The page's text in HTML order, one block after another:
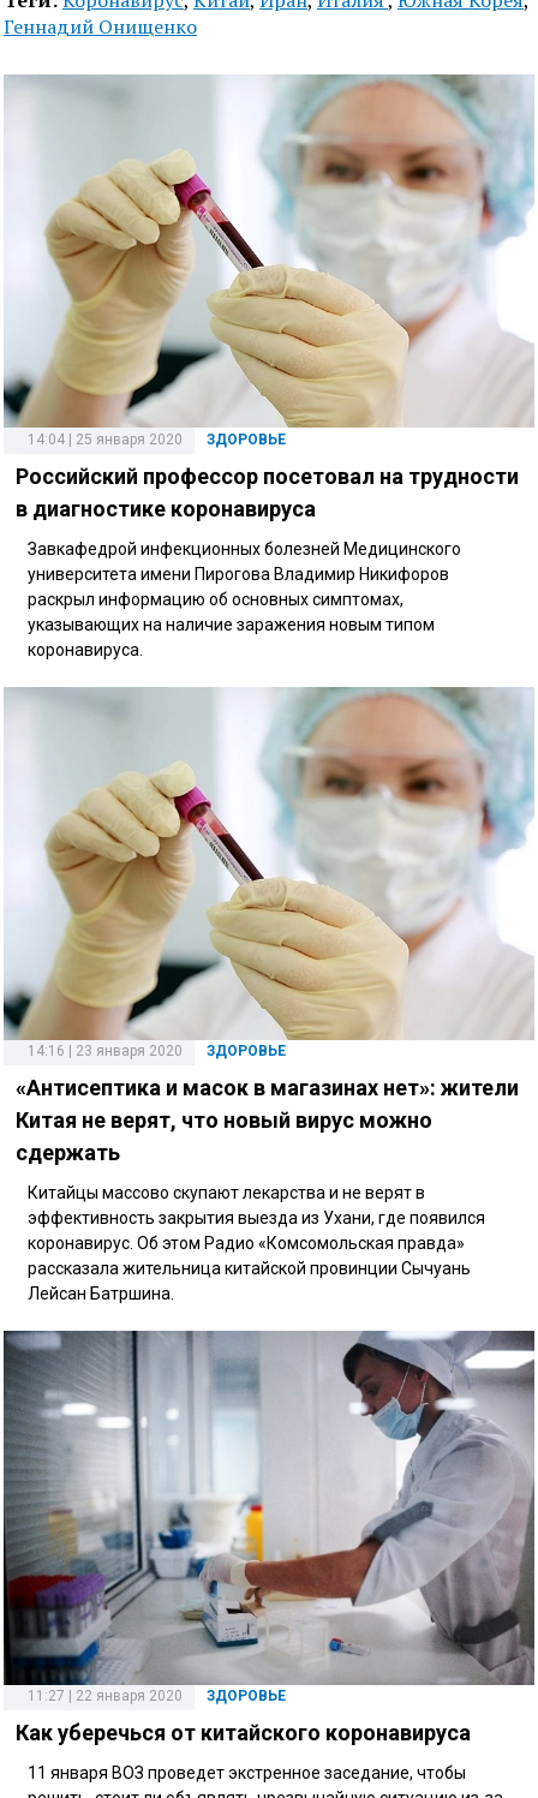
Геннадий Онищенко
14:04 | 25 января 2020 ЗДОРОВЬЕ
Российский профессор посетовал на трудности
в диагностике коронавируса
Завкафедрой инфекционных болезней Медицинского
университета имени Пирогова Владимир Никифоров
раскрыл информацию об основных симптомах,
указывающих на наличие заражения новым типом
коронавируса.
14:16 | 23 января 2020 ЗДОРОВЬЕ
«Антисептика и масок в магазинах нет»: жители
Китая не верят, что новый вирус можно
сдержать
Китайцы массово скупают лекарства и не верят в
эффективность закрытия выезда из Ухани, где появился
коронавирус. Об этом Радио «Комсомольская правда»
рассказала жительница китайской провинции Сычуань
Лейсан Батршина.
11:27 | 22 января 2020 ЗДОРОВЬЕ
Как уберечься от китайского коронавируса
11 января ВОЗ проведет экстренное заседание, чтобы